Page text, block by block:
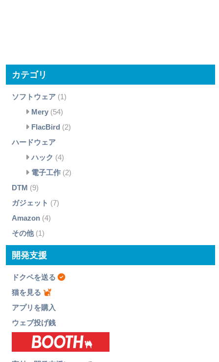
カテゴリ
ソフトウェア(1)
Mery(54)
FlacBird (2)
ハードウェア
ハック (4)
電子工作(2)
DTM (9)
ガジェット (7)
Amazon(4)
その他(1)
開発支援
ドクペを送る
猫を見る
アプリを購入
ウェブ投げ銭